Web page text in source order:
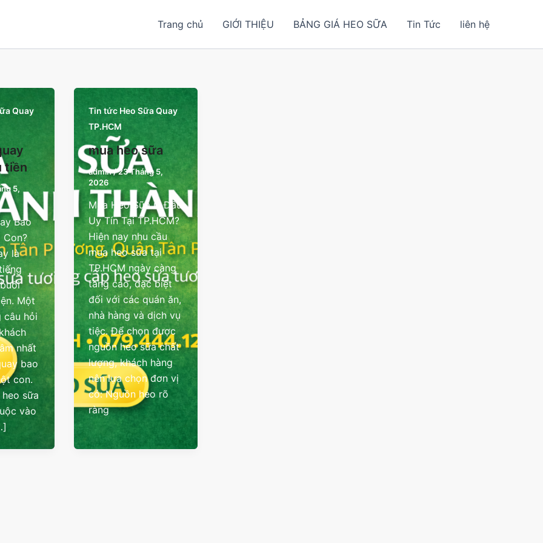
Trang chủ GIỚI THIỆU BẢNG GIÁ HEO SỮA Tin Tức liên hệ
Quay
tiền
5,
Bao
Con?
là
Một
câu hỏi
nhất
bao
con.
sữa
vào
Tin tức Heo Sữa Quay
TP.HCM
mua heo sữa
admin/23 Tháng 5,
2026
Mua Heo Sữa Ở Đâu
Uy Tín Tại TP.HCM?
Hiện nay nhu cầu
mua heo sữa tại
TP.HCM ngày càng
tăng cao, đặc biệt
đối với các quán ăn,
nhà hàng và dịch vụ
tiệc. Để chọn được
nguồn heo sữa chất
lượng, khách hàng
nên lựa chọn đơn vị
có: Nguồn heo rõ
ràng